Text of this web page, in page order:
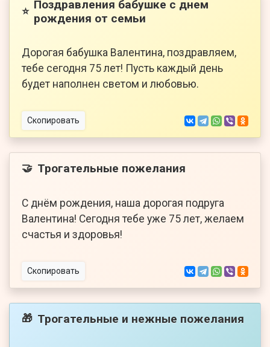
⭐ Поздравления бабушке с днем
рождения от семьи
Дорогая бабушка Валентина, поздравляем,
тебе сегодня 75 лет! Пусть каждый день
будет наполнен светом и любовью.
Скопировать
🤝 Трогательные пожелания
С днём рождения, наша дорогая подруга
Валентина! Сегодня тебе уже 75 лет, желаем
счастья и здоровья!
Скопировать
🎁 Трогательные и нежные пожелания